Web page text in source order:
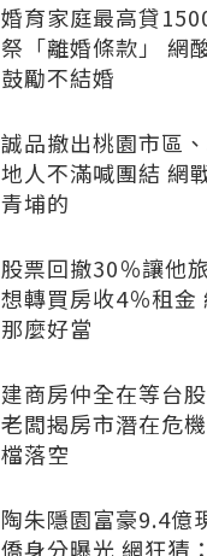
婚育家庭最高貸
祭「離婚條款」 網
鼓勵不結婚
誠品撤出桃園市區
地人不滿喊團結 網
青埔的
股票回撤30％讓他
想轉買房收4％租金
那麼好當
建商房仲全在等台
老闆揭房市潛在危
檔落空
陶朱隱園富豪9.4億
僑身分曝光 網狂猜